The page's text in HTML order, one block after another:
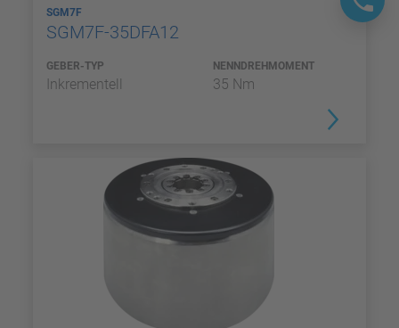
SGM7F
SGM7F-35DFA12
GEBER-TYP
Inkrementell
NENNDREHMOMENT
35 Nm